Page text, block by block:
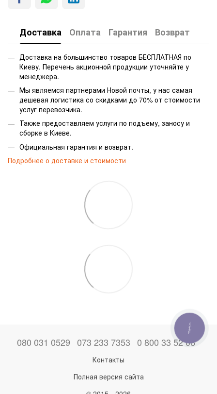
Доставка Оплата Гарантия Возврат
Доставка на большинство товаров БЕСПЛАТНАЯ по
Киеву. Перечень акционной продукции уточняйте у
менеджера.
Мы являемся партнерами Новой почты, у нас самая
дешевая логистика со скидками до 70% от стоимости
услуг перевозчика.
Также предоставляем услуги по подъему, заносу и
сборке в Киеве.
Официальная гарантия и возврат.
Подробнее о доставке и стоимости
080 031 0529 073 233 7353 0 800 33 52 06
Контакты
Полная версия сайта
КНОПКА
ЗВ'ЯЗКУ